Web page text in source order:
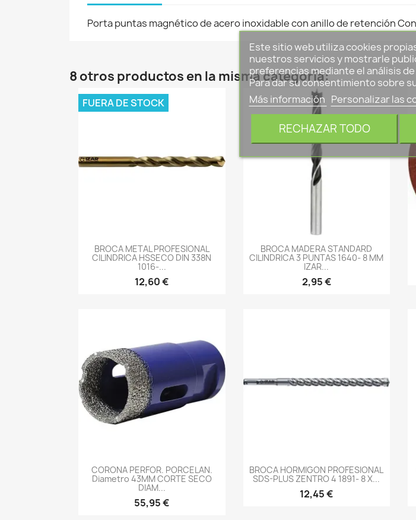
Porta puntas magnético de acero inoxidable con anillo de retención
8 otros productos en la misma categoría:
-->
BROCA METAL PROFESIONAL
CILINDRICA HSSECO DIN 338N
1016-...
12,60 €
FUERA DE STOCK
-->
BROCA MADERA STANDARD
CILINDRICA 3 PUNTAS 1640- 8 MM
IZAR...
2,95 €
-->
CORONA PERFOR. PORCELAN.
Diametro 43MM CORTE SECO
DIAM...
55,95 €
-->
BROCA HORMIGON PROFESIONAL
SDS-PLUS ZENTRO 4 1891- 8 X...
12,45 €
Este sitio web utiliza cookies
nuestros servicios y mostrarle
preferencias mediante el análisis
Para dar su consentimiento sobre
Más información Personalizar las
RECHAZAR TODO